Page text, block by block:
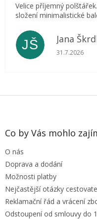
Velice příjemný
složení minimalistické
JŠ Jana
Hodnocení
31.7.2026
Z
Co by Vás mohlo
O nás
Doprava a dodání
Možnosti platby
Nejčastější otázky
Reklamační řád a vrácení
Odstoupení od smlouvy do